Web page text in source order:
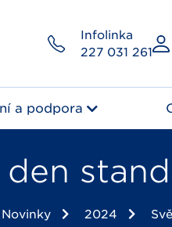
Infolinka
227 031 261
a podpora
Novinky 2024